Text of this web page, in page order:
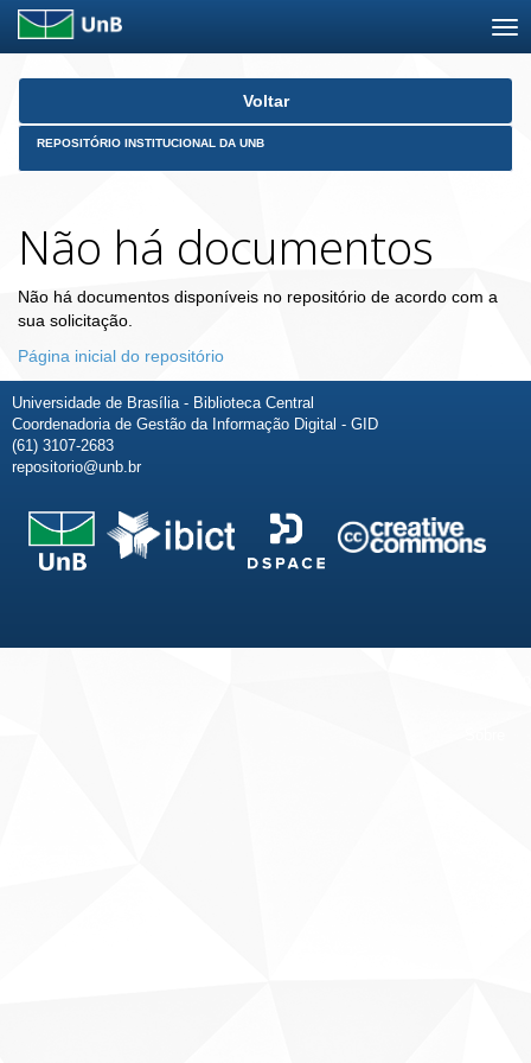
Skip
Voltar
REPOSITÓRIO INSTITUCIONAL DA UNB
Não há documentos
Não há documentos disponíveis no repositório de acordo com a
sua solicitação.
Página inicial do repositório
Universidade de Brasília - Biblioteca Central
Coordenadoria de Gestão da Informação Digital - GID
(61) 3107-2683
repositorio@unb.br